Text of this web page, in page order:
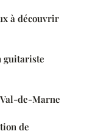
à découvrir
guitariste
de-Marne
de